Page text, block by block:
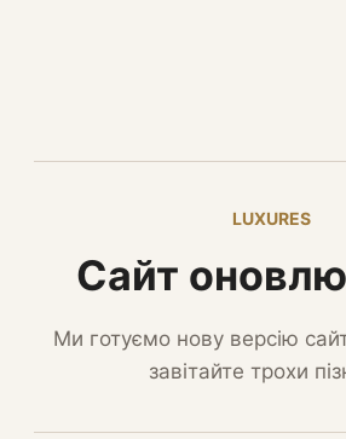
LUXURES
Сайт
Ми готуємо нову версію
завітайте трохи